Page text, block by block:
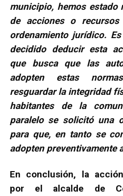
municipio, hemos estado
de acciones o
ordenamiento jurídico.
decidido deducir esta
que busca que las
adopten estas
resguardar la integridad
habitantes de la
paralelo se solicitó una
para que, en tanto se
adopten preventivamente
En conclusión, la
por el alcalde de